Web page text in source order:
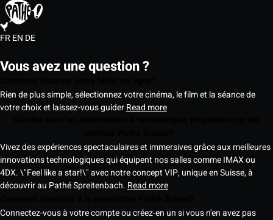
FREN DE
Vous avez une question ?
Rien de plus simple, sélectionnez votre cinéma, le film et la séance de
votre choix et laissez-vous guiderRead more
Vivez des expériences spectaculaires et immersives grâce aux meilleures
innovations technologiques qui équipent nos salles comme IMAX ou
4DX. \"Feel like a star!\" avec notre concept VIP, unique en Suisse, à
découvrir au Pathé Spreitenbach. Read more
Connectez-vous à votre compte ou créez-en un si vous n'en avez pas